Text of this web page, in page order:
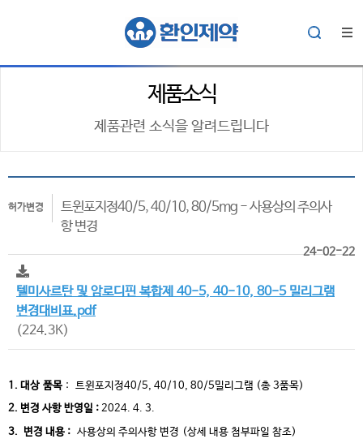
제품소식
제품관련 소식을 알려드립니다
허가변경
트윈포지정40/5, 40/10, 80/5mg - 사용상의 주의사
항 변경
24-02-22
텔미사르탄 및 암로디핀 복합제 40-5, 40-10, 80-5 밀리그램
변경대비표.pdf
(224.3K)
1. 대상 품목 : 트윈포지정40/5, 40/10, 80/5밀리그램 (총 3품목)
2. 변경 사항 반영일 : 2024. 4. 3.
3. 변경 내용 : 사용상의 주의사항 변경 (상세 내용 첨부파일 참조)